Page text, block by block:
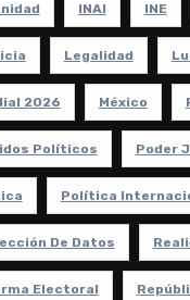
INAI INE
Legalidad
2026 México
Políticos Poder
Política
De Datos
Electoral